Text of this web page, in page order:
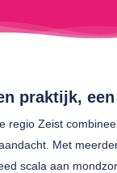
praktijk,
regio Zeist
Met
scala aan